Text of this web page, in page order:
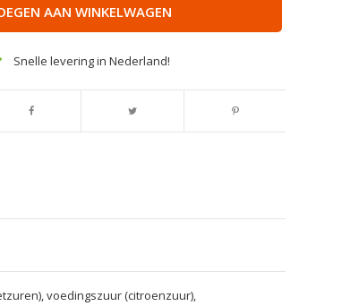
AAN WINKELWAGEN
Snelle levering in Nederland!
voedingszuur (citroenzuur),